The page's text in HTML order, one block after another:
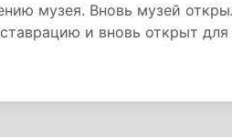
музея. Вновь музей
и вновь открыт